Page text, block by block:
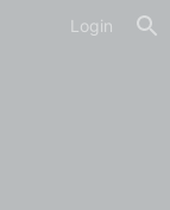
Login